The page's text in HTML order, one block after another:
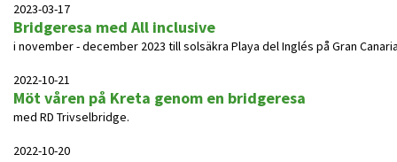
2023-03-17
Bridgeresa med All inclusive
i november - december 2023 till solsäkra Playa del Inglés på Gran
2022-10-21
Möt våren på Kreta genom en bridgeresa
med RD Trivselbridge.
2022-10-20